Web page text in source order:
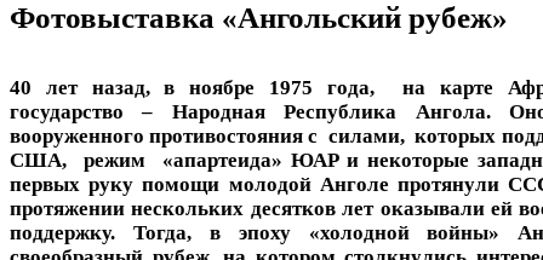
Фотовыставка «Ангольский рубеж»
40 лет назад, в ноябре 1975 года, на карте
государство – Народная Республика Ангола.
вооруженного противостояния с силами, которых
США, режим «апартеида» ЮАР и некоторые
первых руку помощи молодой Анголе протянули
протяжении нескольких десятков лет оказывали ей
поддержку. Тогда, в эпоху «холодной войны»